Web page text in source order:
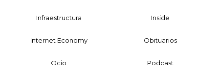
Infraestructura Inside
Internet Economy Obituarios
Ocio Podcast